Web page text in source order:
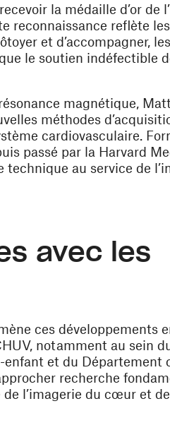
la médaille d’or de
reconnaissance reflète les
et d’accompagner, les
le soutien indéfectible
magnétique,
méthodes
cardiovasculaire.
passé par la Harvard
au service de
avec les
ces développements
notamment au sein
enfant et du Département
recherche
l’imagerie du cœur et